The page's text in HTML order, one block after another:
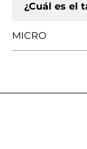
¿Cuál es el
MICRO